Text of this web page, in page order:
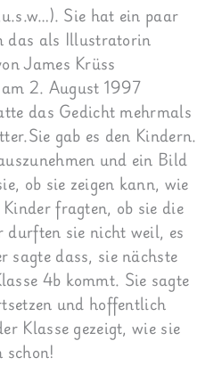
Sie hat ein paar
das als Illustratorin
James Krüss
2. August 1997
das Gedicht mehrmals
gab es den Kindern.
und ein Bild
ob sie zeigen kann, wie
Kinder fragten, ob sie die
durften sie nicht weil, es
sagte dass, sie nächste
4b kommt. Sie sagte
und hoffentlich
Klasse gezeigt, wie sie